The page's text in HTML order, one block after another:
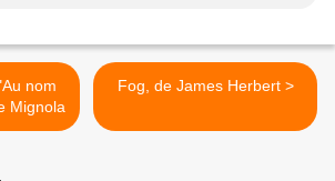
Mignola
Fog, de James Herbert >